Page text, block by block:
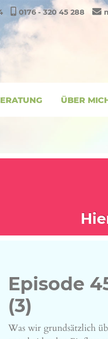
0176 - 320 45 288
ÜBER
Episode
(3)
Was wir grundsätzlich